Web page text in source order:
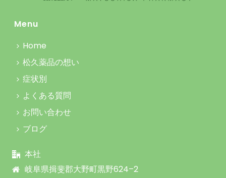
Menu
Home
松久薬品の想い
症状別
よくある質問
お問い合わせ
ブログ
本社
岐阜県揖斐郡大野町黒野624–2